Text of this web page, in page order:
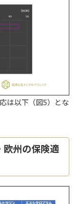
は以下（図5）とな
欧州の保険適